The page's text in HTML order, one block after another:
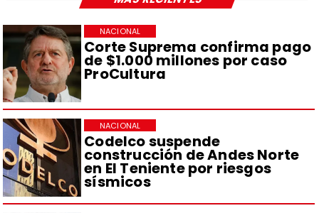
Corte Suprema confirma pago
de $1.000 millones por caso
ProCultura
NACIONAL
Codelco suspende
construcción de Andes Norte
en El Teniente por riesgos
sísmicos
NACIONAL